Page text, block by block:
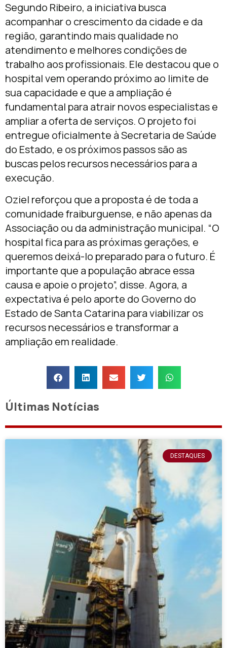
Segundo Ribeiro, a iniciativa busca
acompanhar o crescimento da cidade e da
região, garantindo mais qualidade no
atendimento e melhores condições de
trabalho aos profissionais. Ele destacou que o
hospital vem operando próximo ao limite de
sua capacidade e que a ampliação é
fundamental para atrair novos especialistas e
ampliar a oferta de serviços. O projeto foi
entregue oficialmente à Secretaria de Saúde
do Estado, e os próximos passos são as
buscas pelos recursos necessários para a
execução.
Oziel reforçou que a proposta é de toda a
comunidade fraiburguense, e não apenas da
Associação ou da administração municipal. “O
hospital fica para as próximas gerações, e
queremos deixá-lo preparado para o futuro. É
importante que a população abrace essa
causa e apoie o projeto”, disse. Agora, a
expectativa é pelo aporte do Governo do
Estado de Santa Catarina para viabilizar os
recursos necessários e transformar a
ampliação em realidade.
Últimas Notícias
DESTAQUES